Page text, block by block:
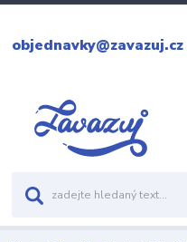
objednavky@zavazuj.cz